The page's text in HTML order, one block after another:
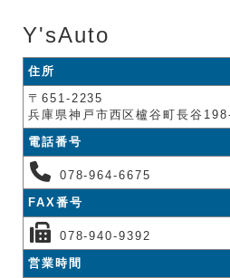
Y'sAuto
住所
〒651-2235
兵庫県神戸市西区櫨谷町長谷
電話番号
078-964-6675
FAX番号
078-940-9392
営業時間